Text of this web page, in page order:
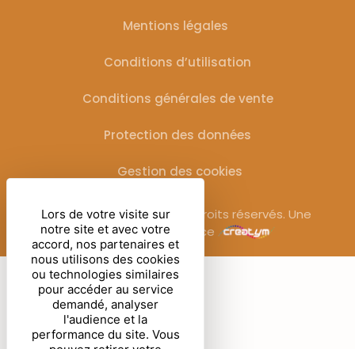
Mentions légales
Conditions d’utilisation
Conditions générales de vente
Protection des données
Gestion des cookies
© Sublimora – 2025. Tous droits réservés. Une
réalisation de l’agence
Lors de votre visite sur
notre site et avec votre
accord, nos partenaires et
nous utilisons des cookies
ou technologies similaires
pour accéder au service
demandé, analyser
l'audience et la
performance du site. Vous